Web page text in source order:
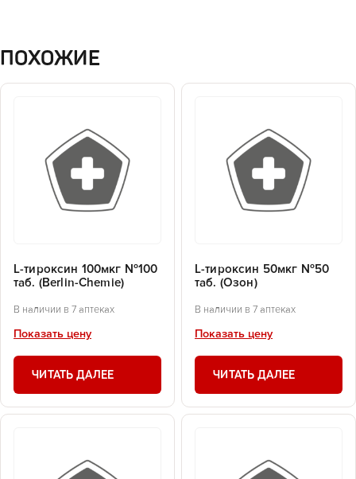
ПОХОЖИЕ
L-тироксин 100мкг №100
таб. (Berlin-Chemie)
В наличии в 7 аптеках
Показать цену
ЧИТАТЬ ДАЛЕЕ
L-тироксин 50мкг №50
таб. (Озон)
В наличии в 7 аптеках
Показать цену
ЧИТАТЬ ДАЛЕЕ